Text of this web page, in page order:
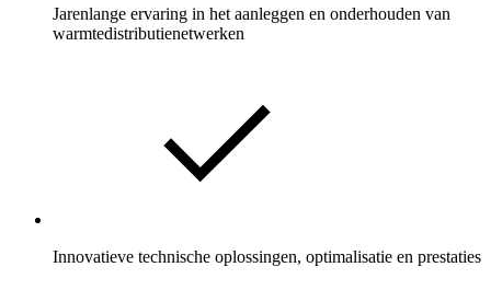
Jarenlange ervaring in het aanleggen en onderhouden van
warmtedistributienetwerken
Innovatieve technische oplossingen, optimalisatie en prestaties